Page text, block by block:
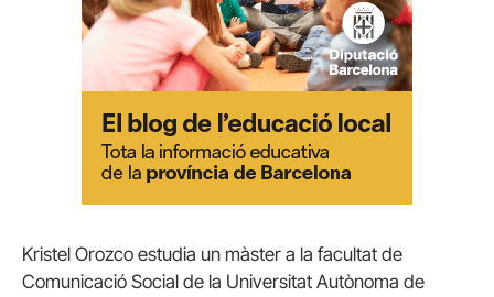
Kristel Orozco estudia un màster a la facultat de
Comunicació Social de la Universitat Autònoma de